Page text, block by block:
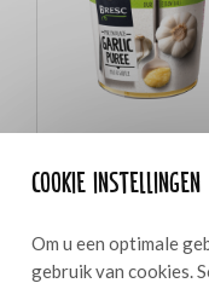
Cookie instellingen
Om u een optimale
gebruik van cookies.
Bresc Knoflookpuree